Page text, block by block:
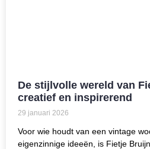
De stijlvolle wereld van
creatief en inspirerend
29 januari 2026
Voor wie houdt van een vintage
eigenzinnige ideeën, is Fietje